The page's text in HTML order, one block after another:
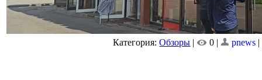
Категория:Обзоры | 0 | pnews |